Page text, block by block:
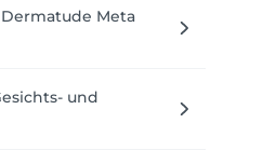
Meta
und